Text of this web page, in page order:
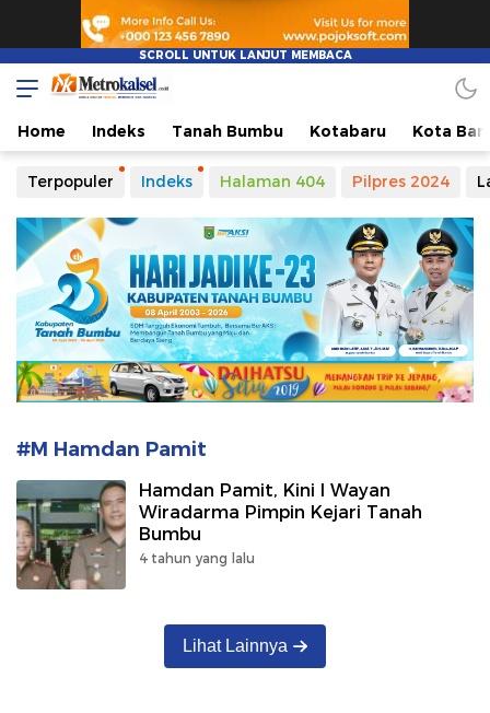
Metro Kalsel
Media Online Terkini, Faktual dan Mendidik
Home Indeks Tanah Bumbu Kotabaru Kota
Terpopuler Indeks Halaman 404 Pilpres 2024
#M Hamdan Pamit
Hamdan Pamit, Kini I Wayan
Wiradarma Pimpin Kejari Tanah
Bumbu
4 tahun yang lalu
Lihat Lainnya